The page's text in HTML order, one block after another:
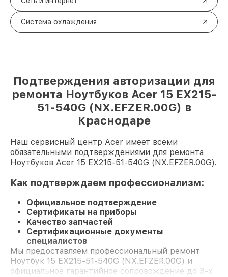
Система охлаждения
Подтверждения авторизации для
ремонта Ноутбуков Acer 15 EX215-
51-540G (NX.EFZER.00G) в
Краснодаре
Наш сервисный центр Acer имеет всеми
обязательными подтверждениями для ремонта
Ноутбуков Acer 15 EX215-51-540G (NX.EFZER.00G).
Как подтверждаем профессионализм:
Официальное подтверждение
Сертификаты на приборы
Качество запчастей
Сертификационные документы
специалистов
Мы предоставляем профессиональный ремонт
Ноутбук 15 EX215-51-540G (NX.EFZER.00G) и
официальное гарантийное сопровождение до 3-х